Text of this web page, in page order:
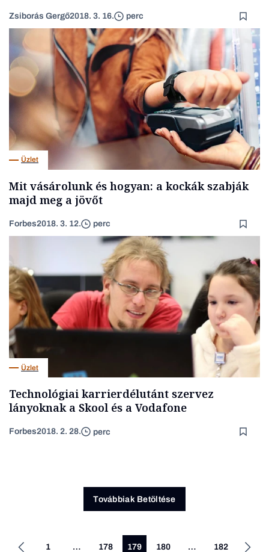
Zsiborás Gergő2018. 3. 16. perc
Üzlet
Mit vásárolunk és hogyan: a kockák szabják
majd meg a jövőt
Forbes2018. 3. 12. perc
Üzlet
Technológiai karrierdélutánt szervez
lányoknak a Skool és a Vodafone
Forbes2018. 2. 28. perc
Továbbiak Betöltése
1 … 178 179 180 … 182